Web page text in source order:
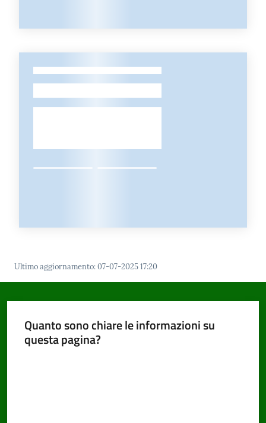
-
Ultimo aggiornamento:07-07-2025 17:20
Quanto sono chiare le informazioni su
questa pagina?